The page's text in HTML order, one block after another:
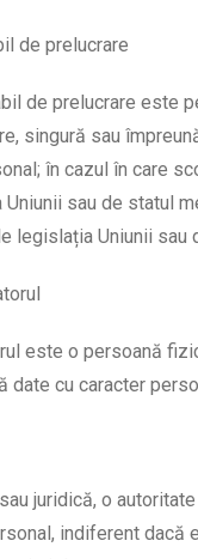
de prelucrare
de prelucrare este
singură sau
în cazul în care
sau de statul
legislația Uniunii sau
este o persoană
date cu caracter
juridică, o
indiferent dacă